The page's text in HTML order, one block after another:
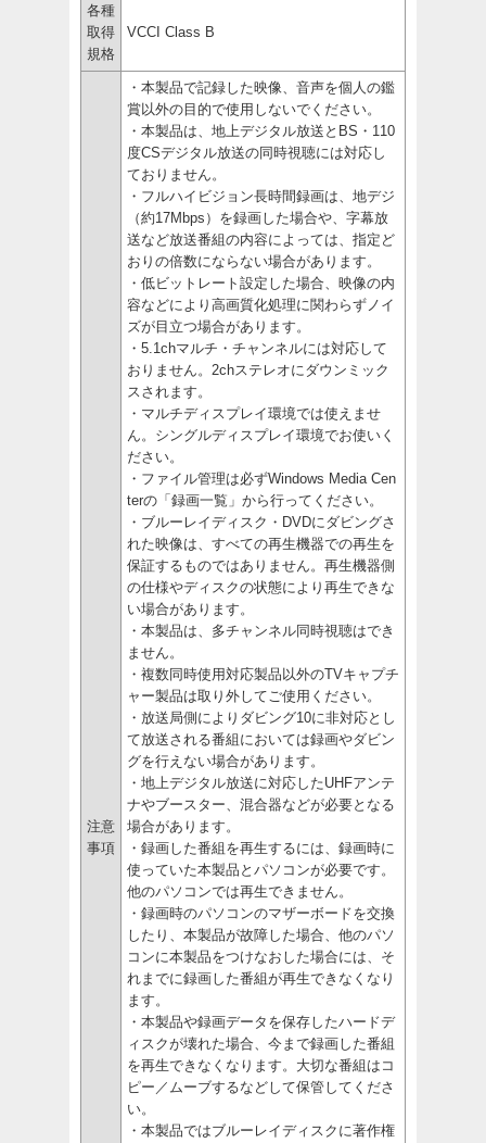
各種
取得
規格
VCCI Class B
注意
事項
・本製品で記録した映像、音声を個人の鑑
賞以外の目的で使用しないでください。
・本製品は、地上デジタル放送とBS・110
度CSデジタル放送の同時視聴には対応し
ておりません。
・フルハイビジョン長時間録画は、地デジ
（約17Mbps）を録画した場合や、字幕放
送など放送番組の内容によっては、指定ど
おりの倍数にならない場合があります。
・低ビットレート設定した場合、映像の内
容などにより高画質化処理に関わらずノイ
ズが目立つ場合があります。
・5.1chマルチ・チャンネルには対応して
おりません。2chステレオにダウンミック
スされます。
・マルチディスプレイ環境では使えませ
ん。シングルディスプレイ環境でお使いく
ださい。
・ファイル管理は必ずWindows Media Cen
terの「録画一覧」から行ってください。
・ブルーレイディスク・DVDにダビングさ
れた映像は、すべての再生機器での再生を
保証するものではありません。再生機器側
の仕様やディスクの状態により再生できな
い場合があります。
・本製品は、多チャンネル同時視聴はでき
ません。
・複数同時使用対応製品以外のTVキャプチ
ャー製品は取り外してご使用ください。
・放送局側によりダビング10に非対応とし
て放送される番組においては録画やダビン
グを行えない場合があります。
・地上デジタル放送に対応したUHFアンテ
ナやブースター、混合器などが必要となる
場合があります。
・録画した番組を再生するには、録画時に
使っていた本製品とパソコンが必要です。
他のパソコンでは再生できません。
・録画時のパソコンのマザーボードを交換
したり、本製品が故障した場合、他のパソ
コンに本製品をつけなおした場合には、そ
れまでに録画した番組が再生できなくなり
ます。
・本製品や録画データを保存したハードデ
ィスクが壊れた場合、今まで録画した番組
を再生できなくなります。大切な番組はコ
ピー／ムーブするなどして保管してくださ
い。
・本製品ではブルーレイディスクに著作権